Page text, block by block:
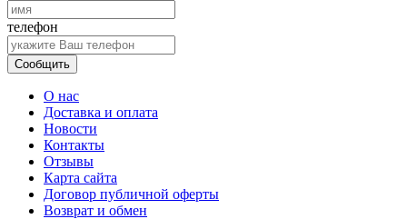
телефон
Сообщить
О нас
Доставка и оплата
Новости
Контакты
Отзывы
Карта сайта
Договор публичной оферты
Возврат и обмен